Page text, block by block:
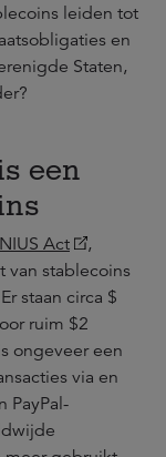
leiden tot
en
Staten,
een
Act
,
van stablecoins
staan circa $
ruim $2
ongeveer een
via en
PayPal-